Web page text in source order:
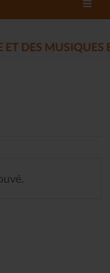
DU JAZZ